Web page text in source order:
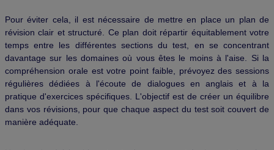
Pour éviter cela, il est nécessaire de mettre en place un plan de
révision clair et structuré. Ce plan doit répartir équitablement votre
temps entre les différentes sections du test, en se concentrant
davantage sur les domaines où vous êtes le moins à l'aise. Si la
compréhension orale est votre point faible, prévoyez des sessions
régulières dédiées à l'écoute de dialogues en anglais et à la
pratique d'exercices spécifiques. L'objectif est de créer un équilibre
dans vos révisions, pour que chaque aspect du test soit couvert de
manière adéquate.